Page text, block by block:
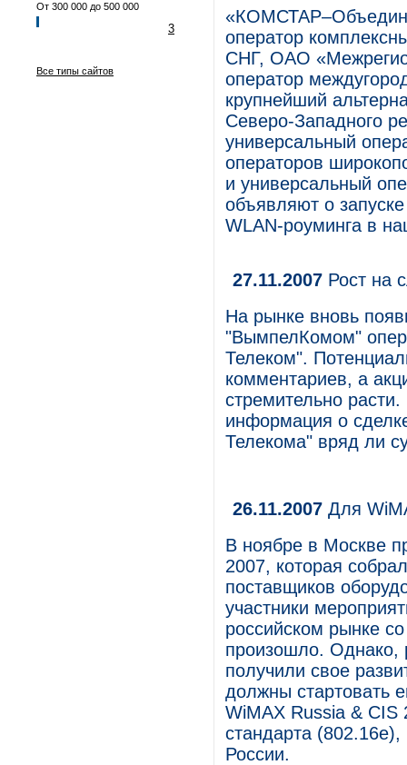
От 300 000 до 500 000
3
Все типы сайтов
оператор
СНГ, ОАО
оператор
крупнейший
Северо-Западного
универсальный
операторов
и универсальный
объявляют о
WLAN-роуминга в
27.11.2007 Рост на
На рынке вновь
"ВымпелКомом"
Телеком".
комментариев, а
стремительно
информация о
Телекома" вряд ли
26.11.2007 Для
В ноябре в Москве
2007, которая
поставщиков
участники
российском рынке
произошло. Однако,
получили свое
должны стартовать
WiMAX Russia & CIS
стандарта
России.